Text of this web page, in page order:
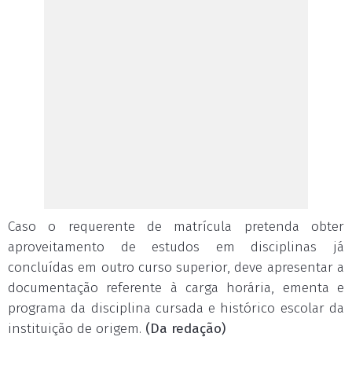
Caso o requerente de matrícula pretenda obter
aproveitamento de estudos em disciplinas já
concluídas em outro curso superior, deve apresentar a
documentação referente à carga horária, ementa e
programa da disciplina cursada e histórico escolar da
instituição de origem. (Da redação)